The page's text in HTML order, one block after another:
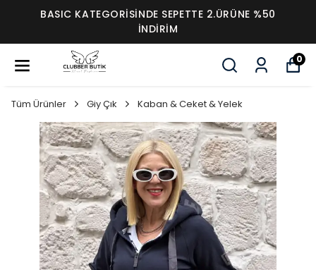
BASIC KATEGORİSİNDE SEPETTE 2.ÜRÜNE %50
İNDİRİM
0
Tüm Ürünler Giy Çık Kaban & Ceket & Yelek